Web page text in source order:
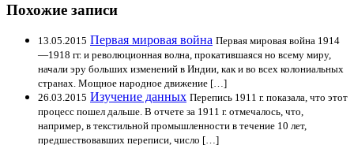
Похожие записи
13.05.2015 Первая мировая война Первая мировая война 1914
—1918 гг. и революционная волна, прокатившаяся но всему миру,
начали эру больших изменений в Индии, как и во всех колониальных
странах. Мощное народное движение […]
26.03.2015 Изучение данных Перепись 1911 г. показала, что этот
процесс пошел дальше. В отчете за 1911 г. отмечалось, что,
например, в текстильной промышленности в течение 10 лет,
предшествовавших переписи, число […]